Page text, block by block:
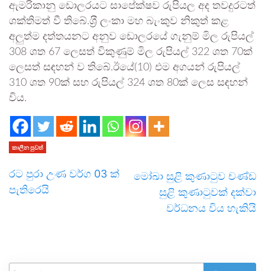
ඇමරිකානු ඩොලරයට සාපේක්ෂව රුපියල අද තවදුරටත්
ශක්තිමත් වී තිබේ.ශ‍්‍රී ලංකා මහ බැංකුව නිකුත් කළ
අලුත්ම දත්තයනට අනුව ඩොලරයේ ගැනුම් මිල රුපියල්
308 ශත 67 ලෙසත් විකුණුම් මිල රුපියල් 322 ශත 70ක්
ලෙසත් සඳහන් ව තිබේ.ඊයේ(10) එම අගයන් රුපියල්
310 ශත 90ක් සහ රුපියල් 324 ශත 80ක් ලෙස සඳහන්
විය.
කාලීන පුවත්
රට පුරා උණ වර්ග 03 ක්
පැතිරෙයි
මෝඛා සුළි කුණාටුව චණ්ඩ
සුළි කුණාටුවක් දක්වා
වර්ධනය විය හැකියි